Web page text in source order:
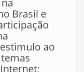
Brasil e
ao